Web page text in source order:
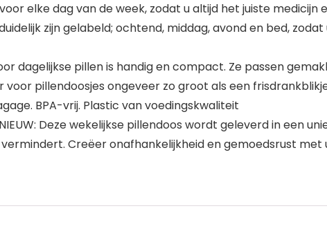
elke dag van de week, zodat u altijd het juiste medicijn
zijn gelabeld; ochtend, middag, avond en bed,
dagelijkse pillen is handig en compact. Ze passen
pillendoosjes ongeveer zo groot als een
BPA-vrij. Plastic van voedingskwaliteit
Deze wekelijkse pillendoos wordt geleverd in een
Creëer onafhankelijkheid en gemoedsrust met